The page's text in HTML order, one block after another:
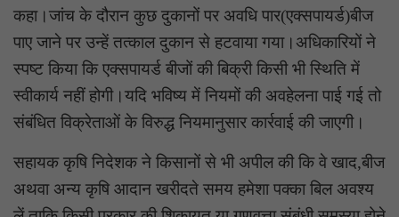
कहा।जांच के दौरान कुछ दुकानों पर अवधि पार(एक्सपायर्ड)बीज
पाए जाने पर उन्हें तत्काल दुकान से हटवाया गया।अधिकारियों ने
स्पष्ट किया कि एक्सपायर्ड बीजों की बिक्री किसी भी स्थिति में
स्वीकार्य नहीं होगी।यदि भविष्य में नियमों की अवहेलना पाई गई तो
संबंधित विक्रेताओं के विरुद्ध नियमानुसार कार्रवाई की जाएगी।
सहायक कृषि निदेशक ने किसानों से भी अपील की कि वे खाद,बीज
अथवा अन्य कृषि आदान खरीदते समय हमेशा पक्का बिल अवश्य